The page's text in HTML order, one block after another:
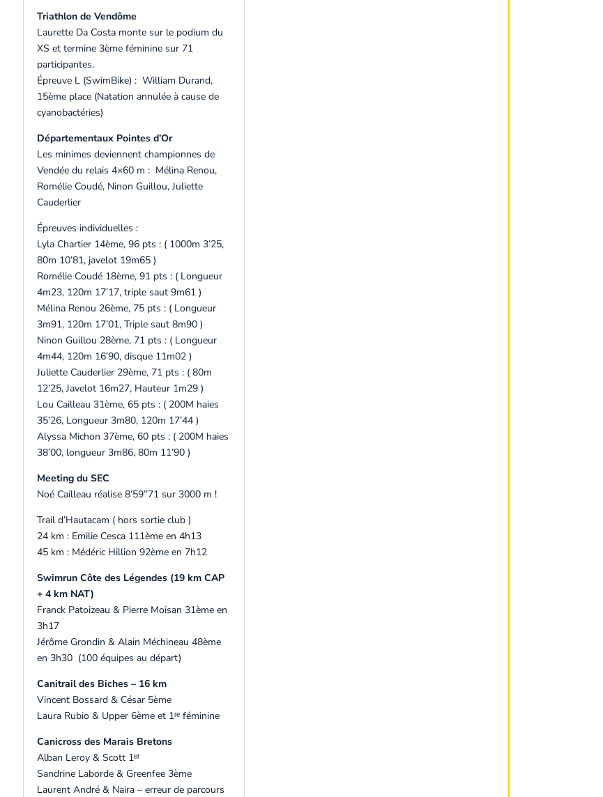
Triathlon de Vendôme
Laurette Da Costa monte sur le podium du
XS et termine 3ème féminine sur 71
participantes.
Épreuve L (SwimBike) : William Durand,
15ème place (Natation annulée à cause de
cyanobactéries)
Départementaux Pointes d’Or
Les minimes deviennent championnes de
Vendée du relais 4×60 m : Mélina Renou,
Romélie Coudé, Ninon Guillou, Juliette
Cauderlier
Épreuves individuelles :
Lyla Chartier 14ème, 96 pts : ( 1000m 3’25,
80m 10’81, javelot 19m65 )
Romélie Coudé 18ème, 91 pts : ( Longueur
4m23, 120m 17’17, triple saut 9m61 )
Mélina Renou 26ème, 75 pts : ( Longueur
3m91, 120m 17’01, Triple saut 8m90 )
Ninon Guillou 28ème, 71 pts : ( Longueur
4m44, 120m 16’90, disque 11m02 )
Juliette Cauderlier 29ème, 71 pts : ( 80m
12’25, Javelot 16m27, Hauteur 1m29 )
Lou Cailleau 31ème, 65 pts : ( 200M haies
35’26, Longueur 3m80, 120m 17’44 )
Alyssa Michon 37ème, 60 pts : ( 200M haies
38’00, longueur 3m86, 80m 11’90 )
Meeting du SEC
Noé Cailleau réalise 8’59’’71 sur 3000 m !
Trail d’Hautacam ( hors sortie club )
24 km : Emilie Cesca 111ème en 4h13
45 km : Médéric Hillion 92ème en 7h12
Swimrun Côte des Légendes (19 km CAP
+ 4 km NAT)
Franck Patoizeau & Pierre Moisan 31ème en
3h17
Jérôme Grondin & Alain Méchineau 48ème
en 3h30 (100 équipes au départ)
Canitrail des Biches – 16 km
Vincent Bossard & César 5ème
Laura Rubio & Upper 6ème et 1ʳᵉ féminine
Canicross des Marais Bretons
Alban Leroy & Scott 1ᵉʳ
Sandrine Laborde & Greenfee 3ème
Laurent André & Naira – erreur de parcours